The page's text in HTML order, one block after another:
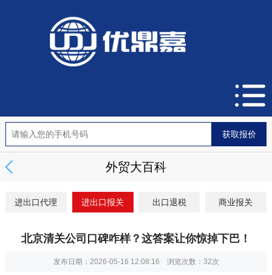
外贸大百科
进出口代理 进出口报关 出口退税 商业报关
北京清关公司口碑咋样？这答案让你惊掉下巴！
发布日期：2026-05-16 12:08:16 浏览次数： 32次